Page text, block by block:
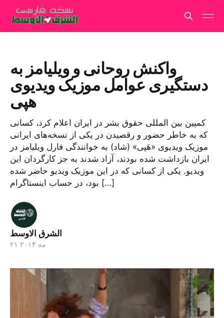
واکنش روحانی و ویلیامز به
دستگیری عوامل موزیک ویدیوی
هپی
کمپین بین المللی حقوق بشر در ایران اعلام کرد، کسانی
که به خاطر حضور و رقصیدن در یکی از نسخه‌های ایرانی
موزیک ویدیوی «هَپی» (شاد) به خوانندگی فارل ویلیامز در
ایران بازداشت شده بودند، آزاد شدند به جز کارگردان این
ویدیو. یکی از کسانی که در این موزیک ویدیو حاضر شده
بود، در حساب اینستاگرام […]
الشرق الاوسط
۲۱ مه ۲۰۱۴